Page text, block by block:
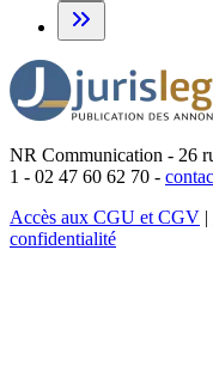
NR Communication - 26
1 - 02 47 60 62 70 -
Accès aux CGU et CGV |
confidentialité